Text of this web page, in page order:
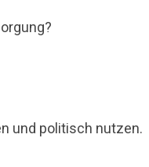
und politisch nutzen.